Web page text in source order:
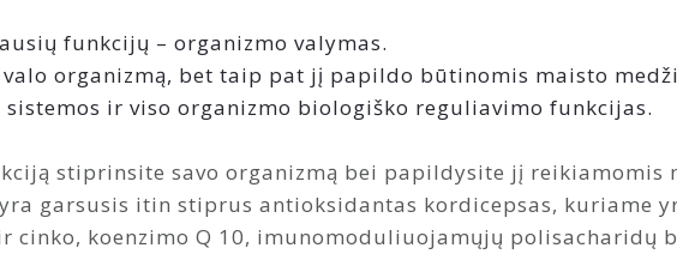
funkcijų – organizmo valymas.
valo organizmą, bet taip pat jį papildo būtinomis maisto
ir viso organizmo biologiško reguliavimo funkcijas.
stiprinsite savo organizmą bei papildysite jį reikiamomis
garsusis itin stiprus antioksidantas kordicepsas, kuriame
cinko, koenzimo Q 10, imunomoduliuojamųjų polisacharidų